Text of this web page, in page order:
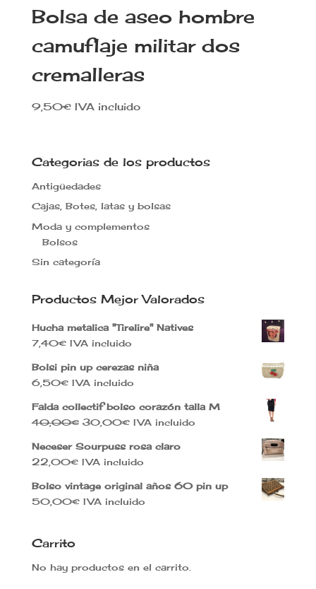
Bolsa de aseo hombre
camuflaje militar dos
cremalleras
9,50€ IVA incluido
Categorias de los productos
Antigüedades
Cajas, Botes, latas y bolsas
Moda y complementos
Bolsos
Sin categoría
Productos Mejor Valorados
Hucha metalica "Tirelire" Natives
7,40€ IVA incluido
Bolsi pin up cerezas niña
6,50€ IVA incluido
Falda collectif bolso corazón talla M
40,00€ El
original
era:
40,00€.
30,00€El
actual
es:
30,00€.
IVA incluido
Neceser Sourpuss rosa claro
22,00€ IVA incluido
Bolso vintage original años 60 pin up
50,00€ IVA incluido
Carrito
No hay productos en el carrito.